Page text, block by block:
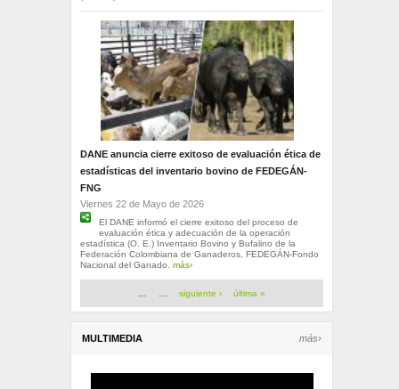
DANE anuncia cierre exitoso de evaluación ética de
estadísticas del inventario bovino de FEDEGÁN-
FNG
Viernes 22 de Mayo de 2026
El DANE informó el cierre exitoso del proceso de
evaluación ética y adecuación de la operación
estadística (O. E.) Inventario Bovino y Bufalino de la
Federación Colombiana de Ganaderos, FEDEGÁN-Fondo
Nacional del Ganado. más›
Páginas… … siguiente › última »
MULTIMEDIA más›